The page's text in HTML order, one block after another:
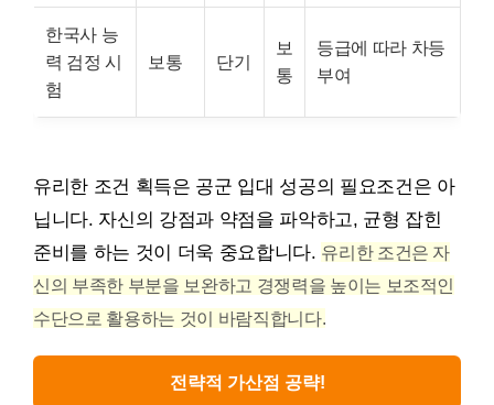
한국사 능
력 검정 시
험
보통 단기
보
통
등급에 따라 차등
부여
유리한 조건 획득은 공군 입대 성공의 필요조건은 아
닙니다. 자신의 강점과 약점을 파악하고, 균형 잡힌
준비를 하는 것이 더욱 중요합니다. 유리한 조건은 자
신의 부족한 부분을 보완하고 경쟁력을 높이는 보조적인
수단으로 활용하는 것이 바람직합니다.
전략적 가산점 공략!